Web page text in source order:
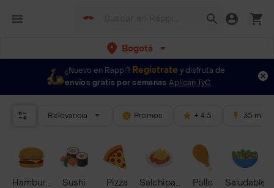
Bogotá
¿Nuevo en Rappi? Regístrate y disfruta de
envíos gratis por semanas Aplican TyC
Relevancia Promos + 4.5 35 mins
HamburguesaSushi Pizza Salchipapas Pollo Saludable